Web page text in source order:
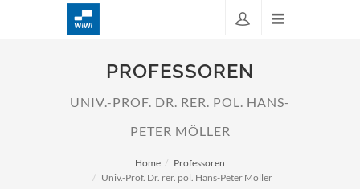
PROFESSOREN
UNIV.-PROF. DR. RER. POL. HANS-
PETER MÖLLER
Home
Professoren
Univ.-Prof. Dr. rer. pol. Hans-Peter Möller